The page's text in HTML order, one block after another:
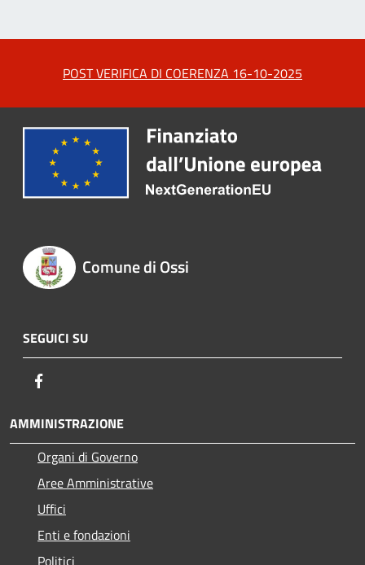
POST VERIFICA DI COERENZA 16-10-2025
Comune di Ossi
SEGUICI SU
AMMINISTRAZIONE
Organi di Governo
Aree Amministrative
Uffici
Enti e fondazioni
Politici